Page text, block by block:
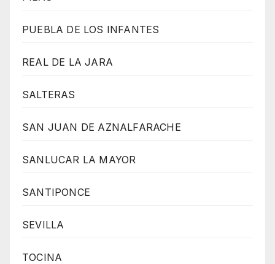
PUEBLA DE LOS INFANTES
REAL DE LA JARA
SALTERAS
SAN JUAN DE AZNALFARACHE
SANLUCAR LA MAYOR
SANTIPONCE
SEVILLA
TOCINA